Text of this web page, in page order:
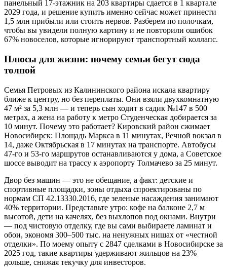
панельный 17-этажник на 203 квартиры сдается в 1 квартале
2029 года, и решение купить именно сейчас может принести
1,5 млн прибыли или стоить нервов. Разберем по полочкам,
чтобы вы увидели полную картину и не повторили ошибок
67% новоселов, которые игнорируют транспортный коллапс.
Плюсы для жизни: почему семьи бегут сюда
толпой
Семья Петровых из Калининского района искала квартиру
ближе к центру, но без переплаты. Они взяли двухкомнатную
47 м² за 5,3 млн — и теперь сын ходит в садик №147 в 500
метрах, а жена на работу к метро Студенческая добирается за
10 минут. Почему это работает? Кировский район сжимает
Новосибирск: Площадь Маркса в 11 минутах, Речной вокзал в
14, даже Октябрьская в 17 минутах на транспорте. Автобусы
47-го и 53-го маршрутов останавливаются у дома, а Советское
шоссе выводит на трассу к аэропорту Толмачево за 25 минут.
Двор без машин — это не обещание, а факт: детские и
спортивные площадки, зоны отдыха спроектированы по
нормам СП 42.13330.2016, где зеленые насаждения занимают
40% территории. Представьте утро: кофе на балконе 2,7 м
высотой, дети на качелях, без выхлопов под окнами. Внутри
— под чистовую отделку, где вы сами выбираете ламинат и
обои, экономя 300–500 тыс. на ненужных нишах от «честной
отделки». По моему опыту с 2847 сделками в Новосибирске за
2025 год, такие квартиры удерживают жильцов на 23%
дольше, снижая текучку для инвесторов.